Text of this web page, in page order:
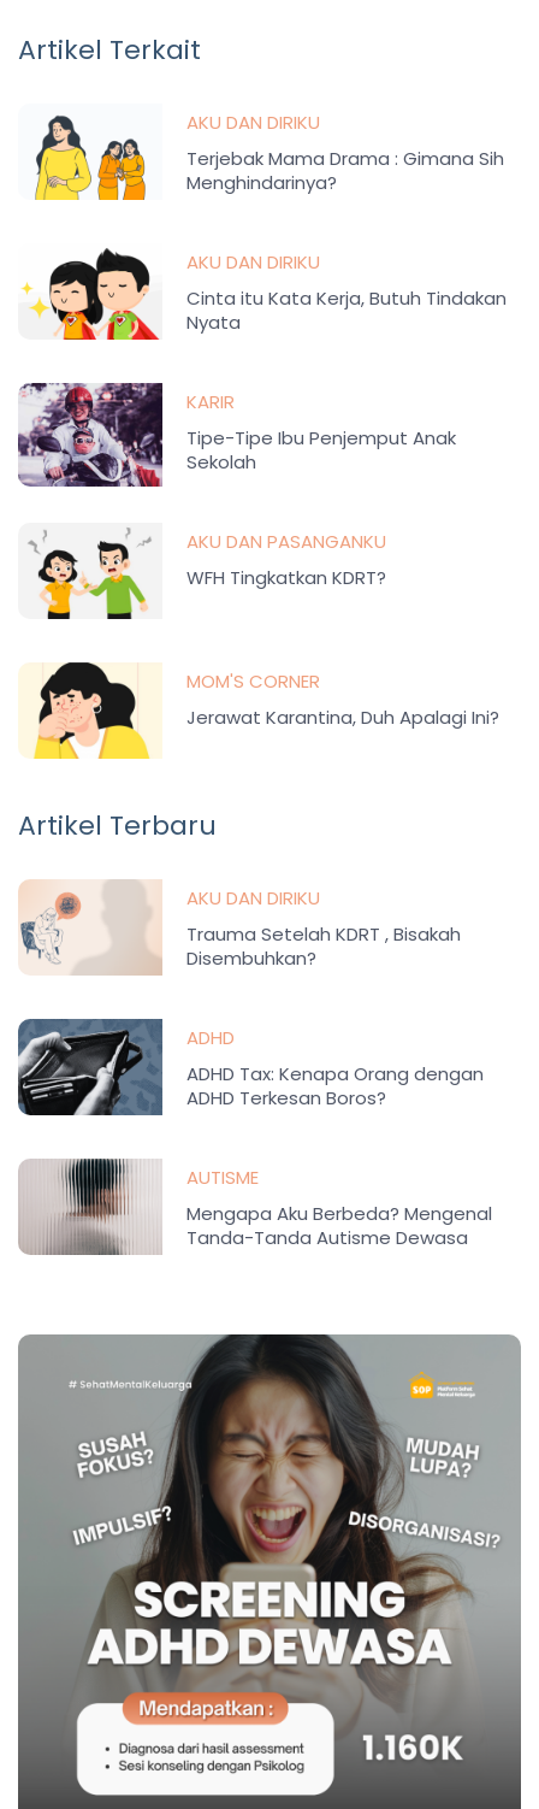
Artikel Terkait
AKU DAN DIRIKU
Terjebak Mama Drama : Gimana Sih
Menghindarinya?
AKU DAN DIRIKU
Cinta itu Kata Kerja, Butuh Tindakan
Nyata
KARIR
Tipe-Tipe Ibu Penjemput Anak
Sekolah
AKU DAN PASANGANKU
WFH Tingkatkan KDRT?
MOM'S CORNER
Jerawat Karantina, Duh Apalagi Ini?
Artikel Terbaru
AKU DAN DIRIKU
Trauma Setelah KDRT , Bisakah
Disembuhkan?
ADHD
ADHD Tax: Kenapa Orang dengan
ADHD Terkesan Boros?
AUTISME
Mengapa Aku Berbeda? Mengenal
Tanda-Tanda Autisme Dewasa